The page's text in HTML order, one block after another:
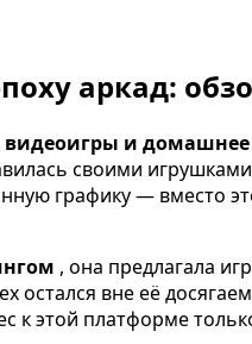
аркад:
видеоигры и
своими
графику — вместо
, она предлагала
остался вне её
к этой платформе